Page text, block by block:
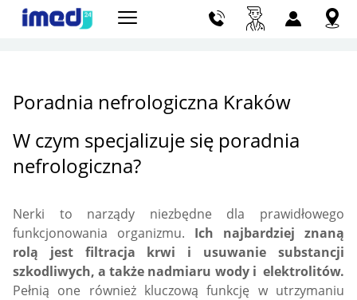
Poradnia nefrologiczna Kraków
W czym specjalizuje się poradnia
nefrologiczna?
Nerki to narządy niezbędne dla prawidłowego
funkcjonowania organizmu. Ich najbardziej znaną
rolą jest filtracja krwi i usuwanie substancji
szkodliwych, a także nadmiaru wody i elektrolitów.
Pełnią one również kluczową funkcję w utrzymaniu